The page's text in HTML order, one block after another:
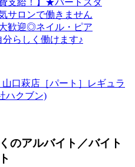
支給！】★パートスタ
サロンで働きません
歓迎◎ネイル・ピア
らしく働けます♪
口萩店［パート］レギュラ
ハクブン)
のアルバイト／バイト